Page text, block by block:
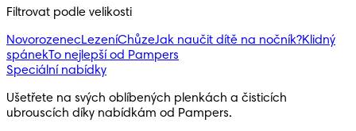
Filtrovat podle velikosti
NovorozenecLezeníChůzeJak naučit dítě na nočník?Klidný
spánekTo nejlepší od Pampers
Speciální nabídky
Ušetřete na svých oblíbených plenkách a čisticích
ubrouscích díky nabídkám od Pampers.